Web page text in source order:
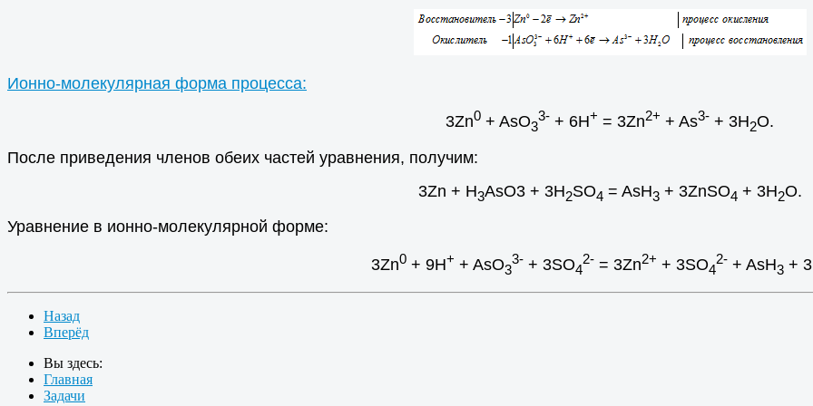
Ионно-молекулярная форма процесса:
3Zn0 + AsO3
3- + 6H+ = 3Zn2+ + As3- + 3H2O.
После приведения членов обеих частей уравнения, получим:
3Zn + H3AsO3 + 3H2SO4 = AsH3+ 3ZnSO4 + 3H2O.
Уравнение в ионно-молекулярной форме:
3Zn0 + 9H+ + AsO3
3- + 3SO4
2- = 3Zn2+ + 3SO4
2- + AsH3 +
Назад
Вперёд
Вы здесь:
Главная
Задачи